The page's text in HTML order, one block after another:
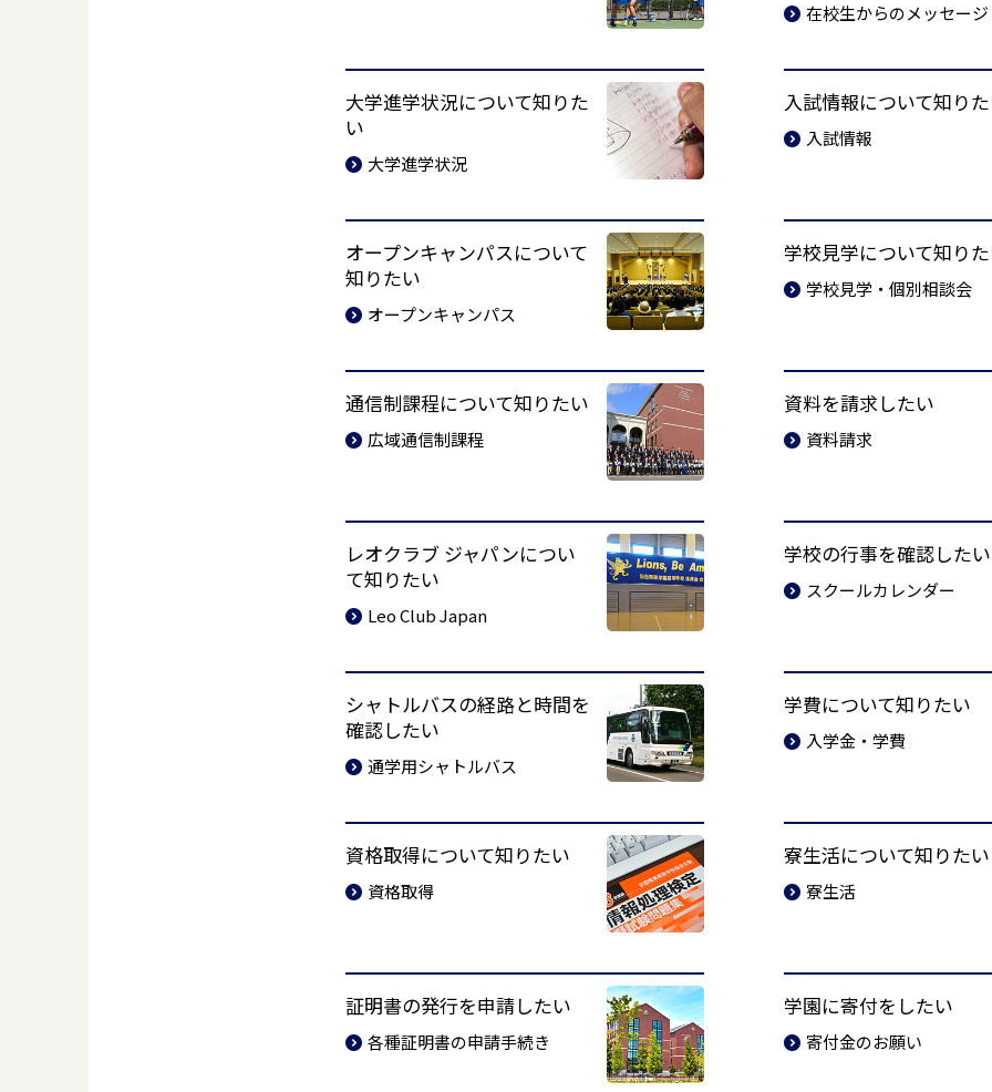
在校生からのメッセージ
大学進学状況について知りた
い
大学進学状況
入試情報について知り
入試情報
オープンキャンパスについて
知りたい
オープンキャンパス
学校見学について知り
学校見学・個別相談会
通信制課程について知りたい
広域通信制課程
資料を請求したい
資料請求
レオクラブ ジャパンについ
て知りたい
Leo Club Japan
学校の行事を確認したい
スクールカレンダー
シャトルバスの経路と時間を
確認したい
通学用シャトルバス
学費について知りたい
入学金・学費
資格取得について知りたい
資格取得
寮生活について知りたい
寮生活
証明書の発行を申請したい
各種証明書の申請手続き
学園に寄付をしたい
寄付金のお願い